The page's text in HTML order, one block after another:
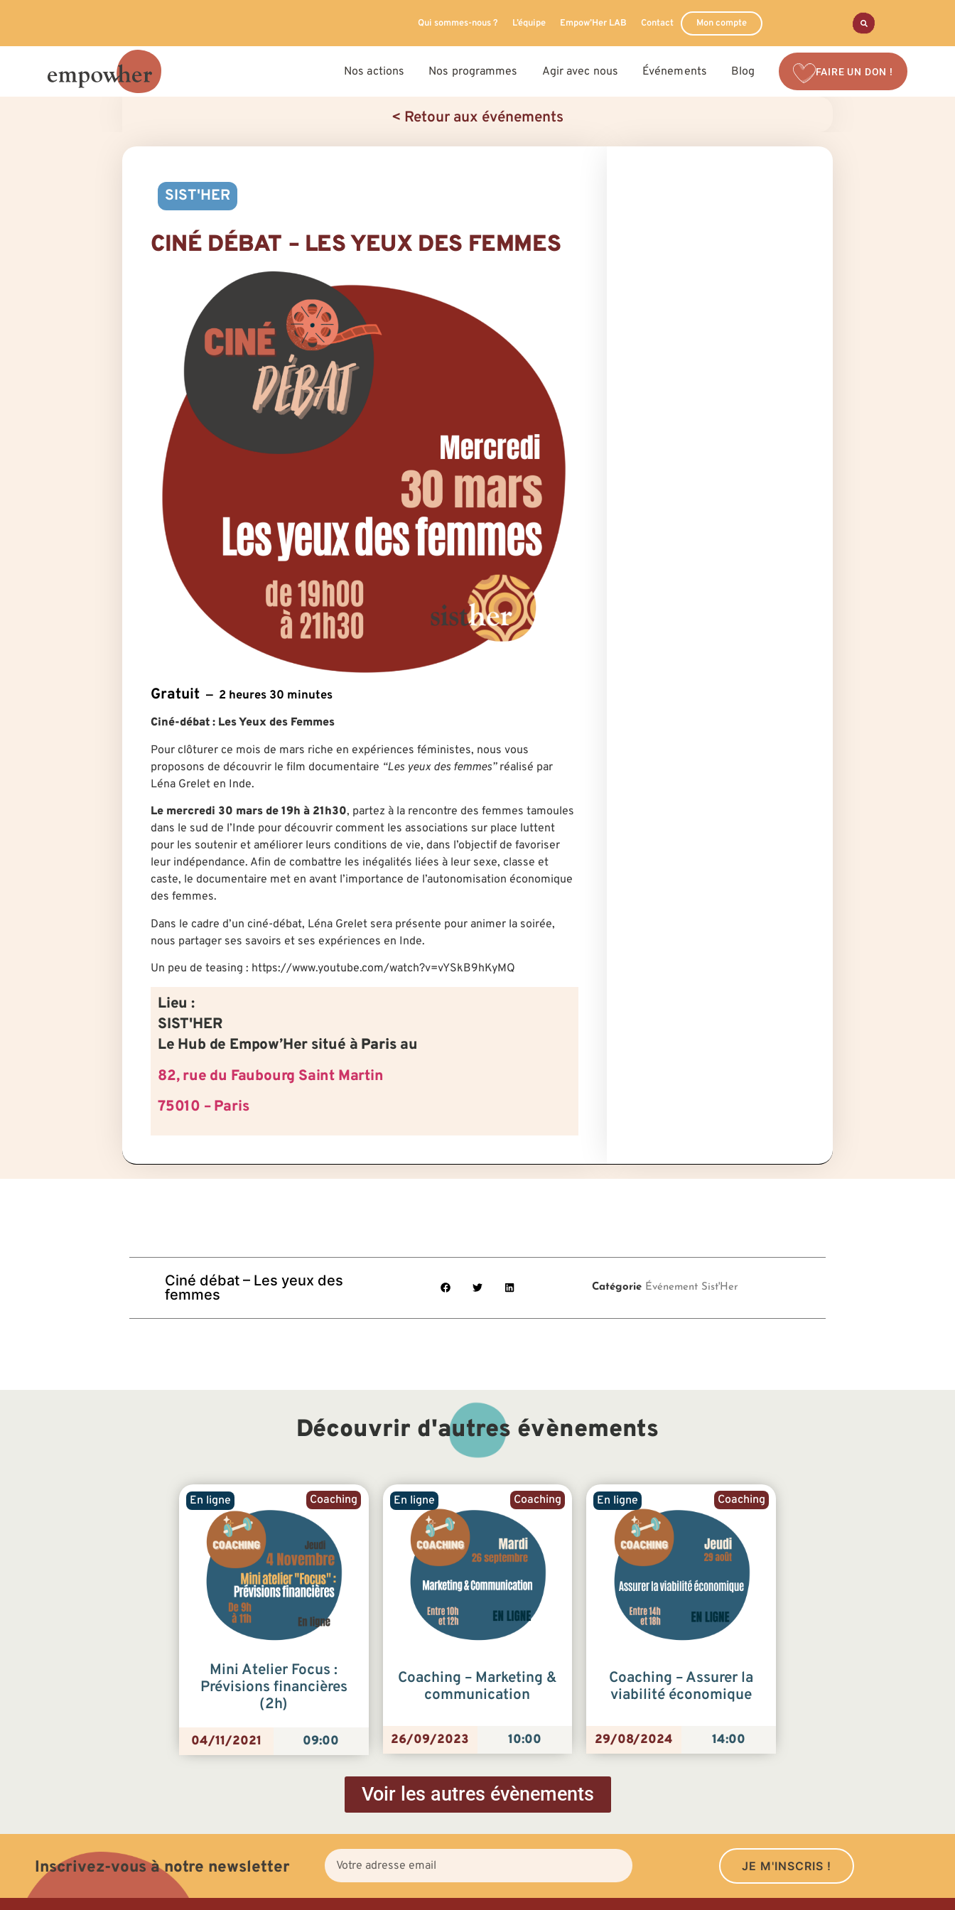
Qui sommes-nous ? L’équipe Empow’Her LAB Contact Mon compte
Nos actions Nos programmes Agir avec nous Événements Blog FAIRE UN DON !
< Retour aux événements
SIST'HER
CINÉ DÉBAT – LES YEUX DES FEMMES
Gratuit 2 heures 30 minutes
Ciné-débat : Les Yeux des Femmes
Pour clôturer ce mois de mars riche en expériences féministes, nous vous
proposons de découvrir le film documentaire “Les yeux des femmes”réalisé par
Léna Grelet en Inde.
Le mercredi 30 mars de 19h à 21h30, partez à la rencontre des femmes tamoules
dans le sud de l’Inde pour découvrir comment les associations sur place luttent
pour les soutenir et améliorer leurs conditions de vie, dans l’objectif de favoriser
leur indépendance. Afin de combattre les inégalités liées à leur sexe, classe et
caste, le documentaire met en avant l’importance de l’autonomisation économique
des femmes.
Dans le cadre d’un ciné-débat, Léna Grelet sera présente pour animer la soirée,
nous partager ses savoirs et ses expériences en Inde.
Un peu de teasing : https://www.youtube.com/watch?v=vYSkB9hKyMQ
Lieu :
SIST'HER
Le Hub de Empow’Her situé à Paris au
82, rue du Faubourg Saint Martin
75010 – Paris
Ciné débat – Les yeux des
femmes
Catégorie Événement Sist'Her
Découvrir d'autres évènements
Coaching
En ligne
Mini Atelier Focus :
Prévisions financières
(2h)
04/11/2021 09:00
Coaching
En ligne
Coaching – Marketing &
communication
26/09/2023 10:00
Coaching
En ligne
Coaching – Assurer la
viabilité économique
29/08/2024 14:00
Voir les autres évènements
Inscrivez-vous à notre newsletter JE M'INSCRIS !